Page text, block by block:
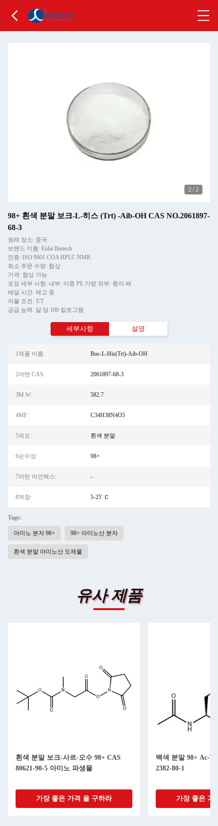
2 / 2
98+ 흰색 분말 보크-L-히스 (Trt) -Aib-OH CAS NO.2061897-
68-3
원래 장소: 중국
브랜드 이름: Enlai Biotech
인증: ISO 9001 COA HPLC NMR
최소 주문 수량: 협상
가격: 협상 가능
포장 세부 사항: 내부: 이중 PE 가방 외부: 종이 배
배달 시간: 재고 중
지불 조건: T/T
공급 능력: 달 당 100 킬로그램
세부사항 설명
1제품 이름: Boc-L-His(Trt)-Aib-OH
2어떤 CAS: 2061897-68-3
3M.W: 582.7
4MF: C34H38N4O5
5외모: 흰색 분말
6순수성: 98+
7어떤 아인텍스: -
8저장: 5-25' Ｃ
Tags:
아미노 분자 98+ 98+ 아미노산 분자
흰색 분말 아미노산 도제물
유사 제품
흰색 분말 보크-사르-오수 98+ CAS
80621-90-5 아미노 파생물
가장 좋은 가격 을 구하라
백색 분말 98+ Ac-
2382-80-1
가장 좋은 가